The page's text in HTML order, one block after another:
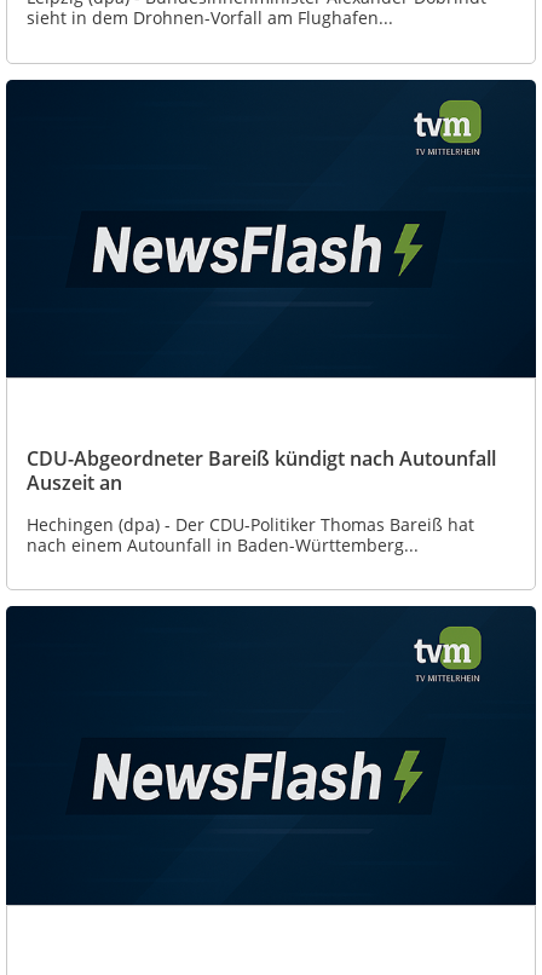
sieht in dem Drohnen-Vorfall am Flughafen...
CDU-Abgeordneter Bareiß kündigt nach Autounfall
Auszeit an
Hechingen (dpa) - Der CDU-Politiker Thomas Bareiß hat
nach einem Autounfall in Baden-Württemberg...